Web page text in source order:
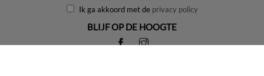
Ik ga akkoord met de privacy policy
BLIJF OP DE HOOGTE